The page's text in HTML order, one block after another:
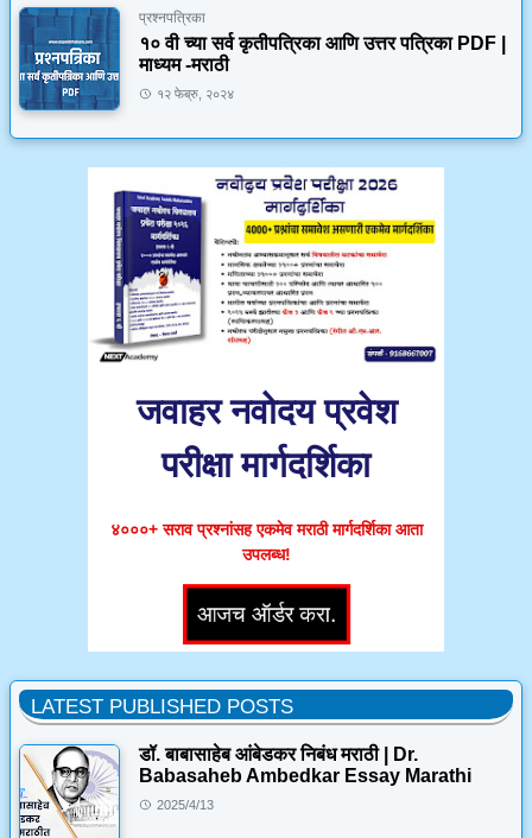
प्रश्नपत्रिका
१० वी च्या सर्व कृतीपत्रिका आणि उत्तर पत्रिका PDF |
माध्यम -मराठी
१२ फेब्रु, २०२४
जवाहर नवोदय प्रवेश
परीक्षा मार्गदर्शिका
४०००+ सराव प्रश्नांसह एकमेव मराठी मार्गदर्शिका आता
उपलब्ध!
LATEST PUBLISHED POSTS
डॉ. बाबासाहेब आंबेडकर निबंध मराठी | Dr.
Babasaheb Ambedkar Essay Marathi
2025/4/13